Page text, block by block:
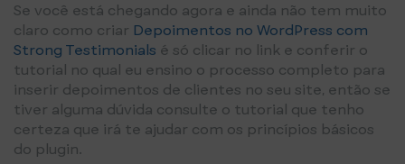
Se você está chegando agora e ainda não tem muito
claro como criar Depoimentos no WordPress com
Strong Testimonials é só clicar no link e conferir o
tutorial no qual eu ensino o processo completo para
inserir depoimentos de clientes no seu site, então se
tiver alguma dúvida consulte o tutorial que tenho
certeza que irá te ajudar com os princípios básicos
do plugin.